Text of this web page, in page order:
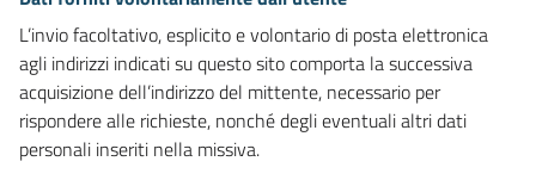
L’invio facoltativo, esplicito e volontario di posta elettronica
agli indirizzi indicati su questo sito comporta la successiva
acquisizione dell’indirizzo del mittente, necessario per
rispondere alle richieste, nonché degli eventuali altri dati
personali inseriti nella missiva.